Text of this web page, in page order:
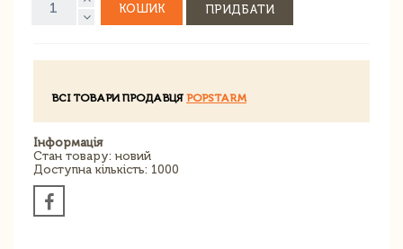
КОШИК ПРИДБАТИ
ВСІ ТОВАРИ ПРОДАВЦЯ POPSTARM
Інформація
Стан товару: новий
Доступна кількість: 1000